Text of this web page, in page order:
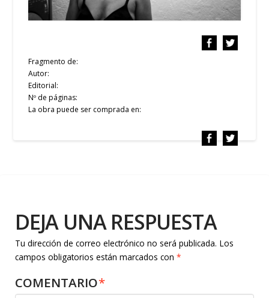
Fragmento de:
Autor:
Editorial:
Nº de páginas:
La obra puede ser comprada en:
DEJA UNA RESPUESTA
Tu dirección de correo electrónico no será publicada. Los
campos obligatorios están marcados con *
COMENTARIO*